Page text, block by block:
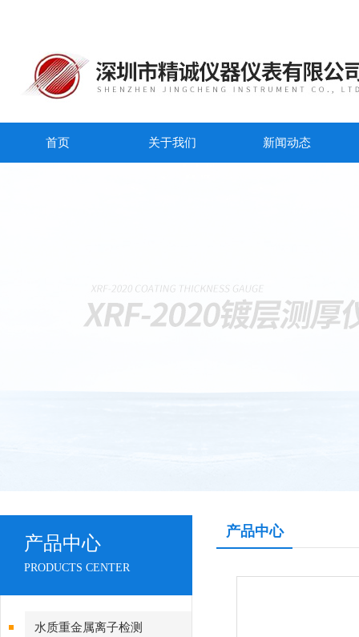
首页 关于我们 新闻动态
产品中心
PRODUCTS CENTER
水质重金属离子检测
产品中心